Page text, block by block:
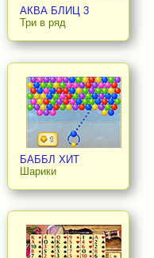
АКВА БЛИЦ 3
Три в ряд
БАББЛ ХИТ
Шарики